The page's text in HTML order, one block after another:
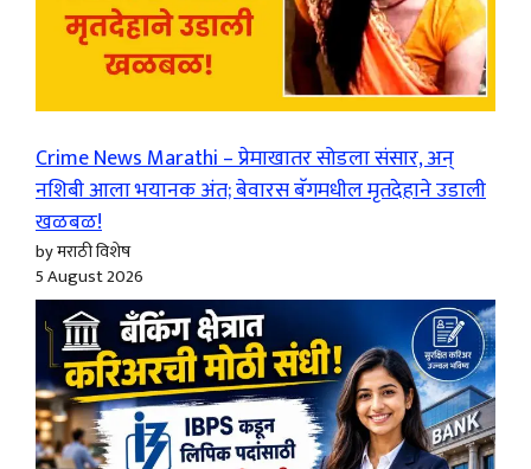
Crime News Marathi – प्रेमाखातर सोडला संसार, अन्
नशिबी आला भयानक अंत; बेवारस बॅगमधील मृतदेहाने उडाली
खळबळ!
by मराठी विशेष
5 August 2026